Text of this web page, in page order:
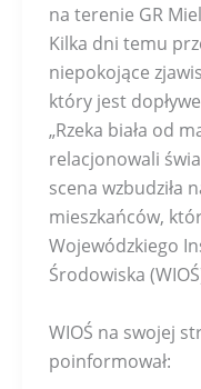
na terenie GR
Kilka dni temu
niepokojące
który jest
„Rzeka biała od
relacjonowali
scena wzbudziła
mieszkańców,
Wojewódzkiego
Środowiska
WIOŚ na swojej
poinformował: